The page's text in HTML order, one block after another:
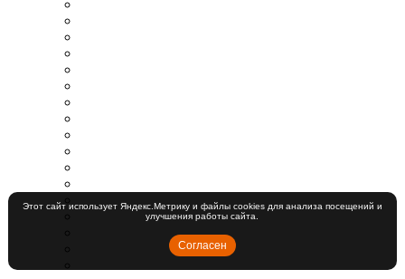
Этот сайт использует Яндекс.Метрику и файлы cookies для анализа посещений и
улучшения работы сайта.
Согласен